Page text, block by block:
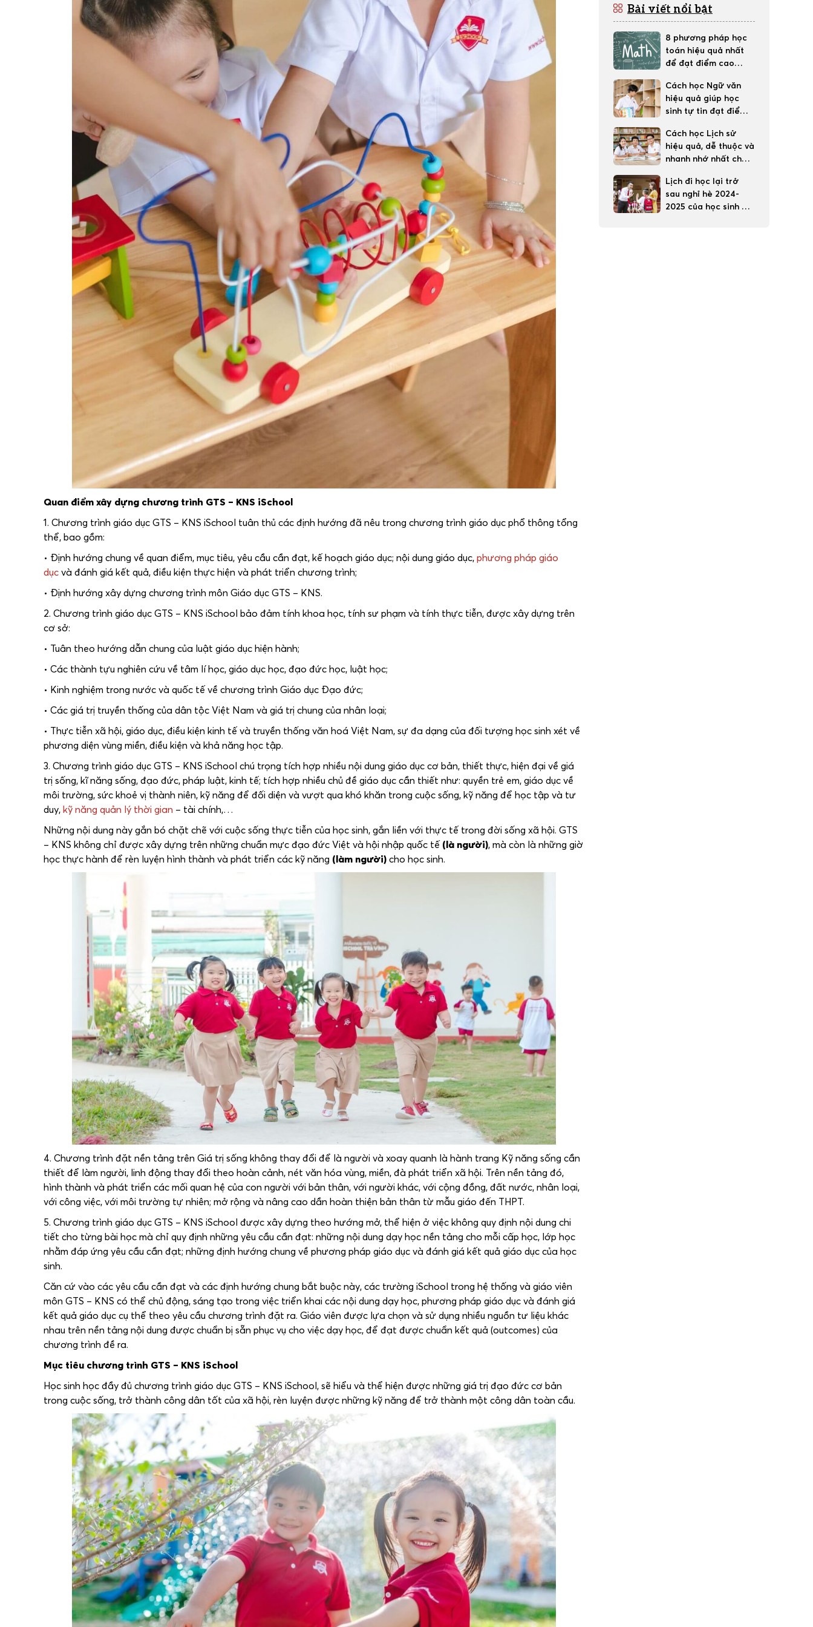
Quan điểm xây dựng chương trình GTS – KNS iSchool
1. Chương trình giáo dục GTS – KNS iSchool tuân thủ các định hướng đã nêu trong chương trình giáo dục phổ thông tổng
thể, bao gồm:
• Định hướng chung về quan điểm, mục tiêu, yêu cầu cần đạt, kế hoạch giáo dục; nội dung giáo dục, phương pháp giáo
dục và đánh giá kết quả, điều kiện thực hiện và phát triển chương trình;
• Định hướng xây dựng chương trình môn Giáo dục GTS – KNS.
2. Chương trình giáo dục GTS – KNS iSchool bảo đảm tính khoa học, tính sư phạm và tính thực tiễn, được xây dựng trên
cơ sở:
• Tuân theo hướng dẫn chung của luật giáo dục hiện hành;
• Các thành tựu nghiên cứu về tâm lí học, giáo dục học, đạo đức học, luật học;
• Kinh nghiệm trong nước và quốc tế về chương trình Giáo dục Đạo đức;
• Các giá trị truyền thống của dân tộc Việt Nam và giá trị chung của nhân loại;
• Thực tiễn xã hội, giáo dục, điều kiện kinh tế và truyền thống văn hoá Việt Nam, sự đa dạng của đối tượng học sinh xét về
phương diện vùng miền, điều kiện và khả năng học tập.
3. Chương trình giáo dục GTS – KNS iSchool chú trọng tích hợp nhiều nội dung giáo dục cơ bản, thiết thực, hiện đại về giá
trị sống, kĩ năng sống, đạo đức, pháp luật, kinh tế; tích hợp nhiều chủ đề giáo dục cần thiết như: quyền trẻ em, giáo dục về
môi trường, sức khoẻ vị thành niên, kỹ năng để đối diện và vượt qua khó khăn trong cuộc sống, kỹ năng để học tập và tư
duy, kỹ năng quản lý thời gian – tài chính,…
Những nội dung này gắn bó chặt chẽ với cuộc sống thực tiễn của học sinh, gắn liền với thực tế trong đời sống xã hội. GTS
– KNS không chỉ được xây dựng trên những chuẩn mực đạo đức Việt và hội nhập quốc tế (là người), mà còn là những giờ
học thực hành để rèn luyện hình thành và phát triển các kỹ năng (làm người) cho học sinh.
4. Chương trình đặt nền tảng trên Giá trị sống không thay đổi để là người và xoay quanh là hành trang Kỹ năng sống cần
thiết để làm người, linh động thay đổi theo hoàn cảnh, nét văn hóa vùng, miền, đà phát triển xã hội. Trên nền tảng đó,
hình thành và phát triển các mối quan hệ của con người với bản thân, với người khác, với cộng đồng, đất nước, nhân loại,
với công việc, với môi trường tự nhiên; mở rộng và nâng cao dần hoàn thiện bản thân từ mẫu giáo đến THPT.
5. Chương trình giáo dục GTS – KNS iSchool được xây dựng theo hướng mở, thể hiện ở việc không quy định nội dung chi
tiết cho từng bài học mà chỉ quy định những yêu cầu cần đạt: những nội dung dạy học nền tảng cho mỗi cấp học, lớp học
nhằm đáp ứng yêu cầu cần đạt; những định hướng chung về phương pháp giáo dục và đánh giá kết quả giáo dục của học
sinh.
Căn cứ vào các yêu cầu cần đạt và các định hướng chung bắt buộc này, các trường iSchool trong hệ thống và giáo viên
môn GTS – KNS có thể chủ động, sáng tạo trong việc triển khai các nội dung dạy học, phương pháp giáo dục và đánh giá
kết quả giáo dục cụ thể theo yêu cầu chương trình đặt ra. Giáo viên được lựa chọn và sử dụng nhiều nguồn tư liệu khác
nhau trên nền tảng nội dung được chuẩn bị sẵn phục vụ cho việc dạy học, để đạt được chuẩn kết quả (outcomes) của
chương trình đề ra.
Mục tiêu chương trình GTS – KNS iSchool
Học sinh học đầy đủ chương trình giáo dục GTS – KNS iSchool, sẽ hiểu và thể hiện được những giá trị đạo đức cơ bản
trong cuộc sống, trở thành công dân tốt của xã hội, rèn luyện được những kỹ năng để trở thành một công dân toàn cầu.
Bài viết nổi bật
8 phương pháp học
toán hiệu quả nhất
để đạt điểm cao
Cách học Ngữ văn
hiệu quả giúp học
sinh tự tin đạt điểm
Cách học Lịch sử
hiệu quả, dễ thuộc và
nhanh nhớ nhất cho
Lịch đi học lại trở
sau nghỉ hè 2024-
2025 của học sinh 63